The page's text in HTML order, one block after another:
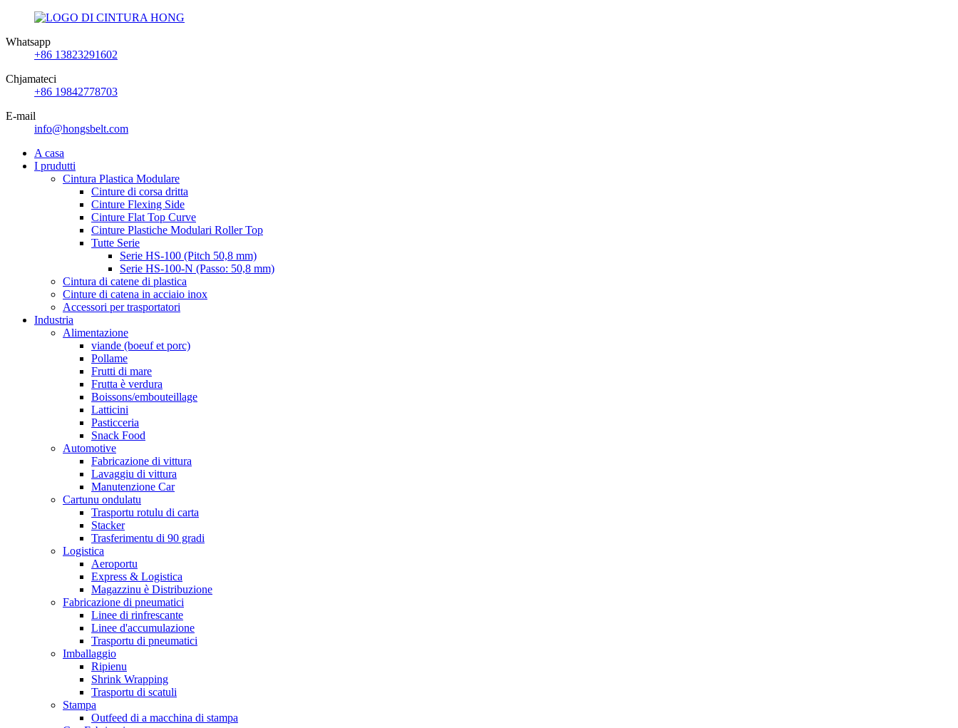
Whatsapp
+86 13823291602
Chjamateci
+86 19842778703
E-mail
info@hongsbelt.com
A casa
I prudutti
Cintura Plastica Modulare
Cinture di corsa dritta
Cinture Flexing Side
Cinture Flat Top Curve
Cinture Plastiche Modulari Roller Top
Tutte Serie
Serie HS-100 (Pitch 50,8 mm)
Serie HS-100-N (Passo: 50,8 mm)
Cintura di catene di plastica
Cinture di catena in acciaio inox
Accessori per trasportatori
Industria
Alimentazione
viande (boeuf et porc)
Pollame
Frutti di mare
Frutta è verdura
Boissons/embouteillage
Latticini
Pasticceria
Snack Food
Automotive
Fabricazione di vittura
Lavaggiu di vittura
Manutenzione Car
Cartunu ondulatu
Trasportu rotulu di carta
Stacker
Trasferimentu di 90 gradi
Logistica
Aeroportu
Express & Logistica
Magazzinu è Distribuzione
Fabricazione di pneumatici
Linee di rinfrescante
Linee d'accumulazione
Trasportu di pneumatici
Imballaggio
Ripienu
Shrink Wrapping
Trasportu di scatuli
Stampa
Outfeed di a macchina di stampa